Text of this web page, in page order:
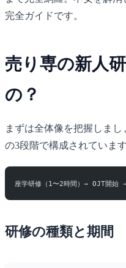
完全ガイドです。
売り専の新人
の？
まずは全体像を把握しま
の3段階で構成されています
座学研修（1〜2時間）→ OJT開
研修の種類と期間